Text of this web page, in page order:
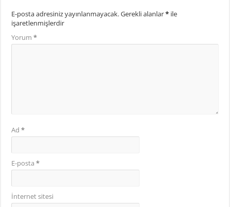
E-posta adresiniz yayınlanmayacak.Gerekli alanlar* ile
işaretlenmişlerdir
Yorum*
Ad*
E-posta*
İnternet sitesi